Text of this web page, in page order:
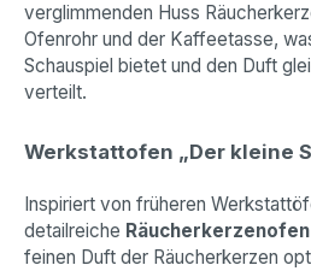
verglimmenden Huss
Ofenrohr und der Kaffeetasse,
Schauspiel bietet und den Duft
verteilt.
Werkstattofen „Der kleine
Inspiriert von früheren
detailreiche Räucherkerzenofen
feinen Duft der Räucherkerzen